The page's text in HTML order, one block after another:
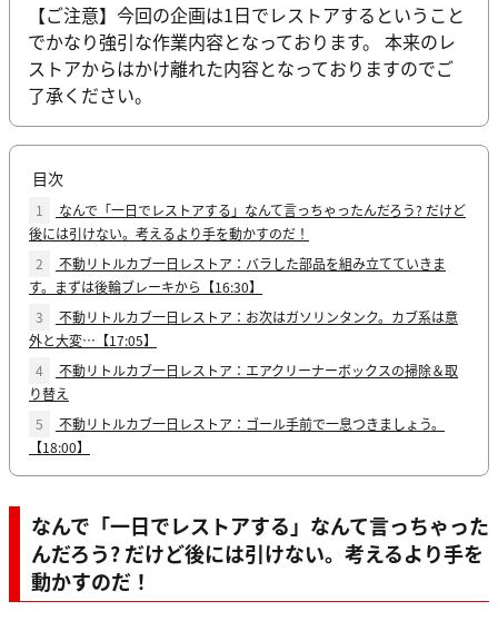
【ご注意】今回の企画は1日でレストアするということ
でかなり強引な作業内容となっております。 本来のレ
ストアからはかけ離れた内容となっておりますのでご
了承ください。
目次
1
なんで「一日でレストアする」なんて言っちゃったんだろう? だけど
後には引けない。考えるより手を動かすのだ！
2
不動リトルカブ一日レストア：バラした部品を組み立てていきま
す。まずは後輪ブレーキから【16:30】
3
不動リトルカブ一日レストア：お次はガソリンタンク。カブ系は意
外と大変…【17:05】
4
不動リトルカブ一日レストア：エアクリーナーボックスの掃除＆取
り替え
5
不動リトルカブ一日レストア：ゴール手前で一息つきましょう。
【18:00】
なんで「一日でレストアする」なんて言っちゃった
んだろう? だけど後には引けない。考えるより手を
動かすのだ！